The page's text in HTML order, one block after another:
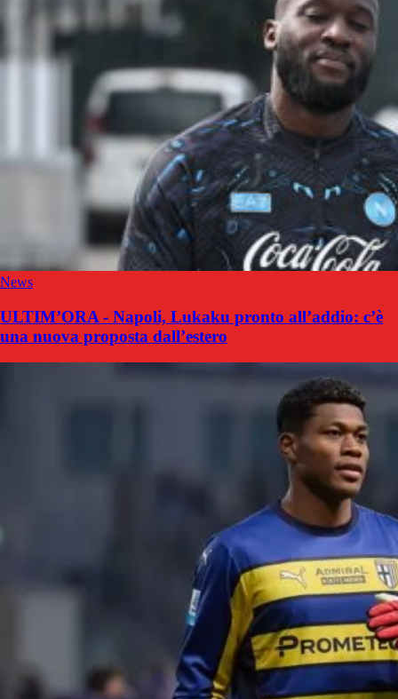
News
ULTIM’ORA - Napoli, Lukaku pronto all’addio: c’è
una nuova proposta dall’estero